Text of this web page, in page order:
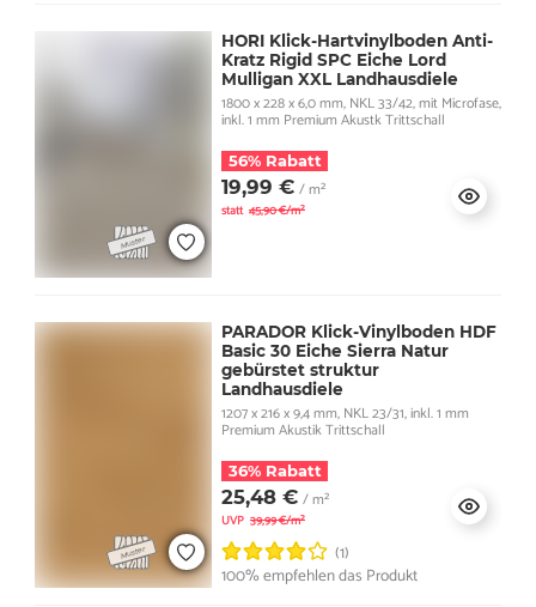
HORI Klick-Hartvinylboden Anti-
Kratz Rigid SPC Eiche Lord
Mulligan XXL Landhausdiele
1800 x 228 x 6,0 mm, NKL 33/42, mit Microfase,
inkl. 1 mm Premium Akustk Trittschall
56% Rabatt
19,99 € / m²
statt 45,90 €/m²
PARADOR Klick-Vinylboden HDF
Basic 30 Eiche Sierra Natur
gebürstet struktur
Landhausdiele
1207 x 216 x 9,4 mm, NKL 23/31, inkl. 1 mm
Premium Akustik Trittschall
36% Rabatt
25,48 € / m²
UVP 39,99 €/m²
(1)
100% empfehlen das Produkt